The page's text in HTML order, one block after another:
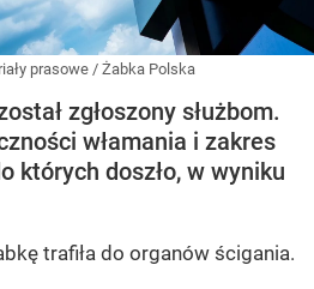
prasowe / Żabka Polska
zgłoszony służbom.
włamania i zakres
których doszło, w wyniku
trafiła do organów ścigania.